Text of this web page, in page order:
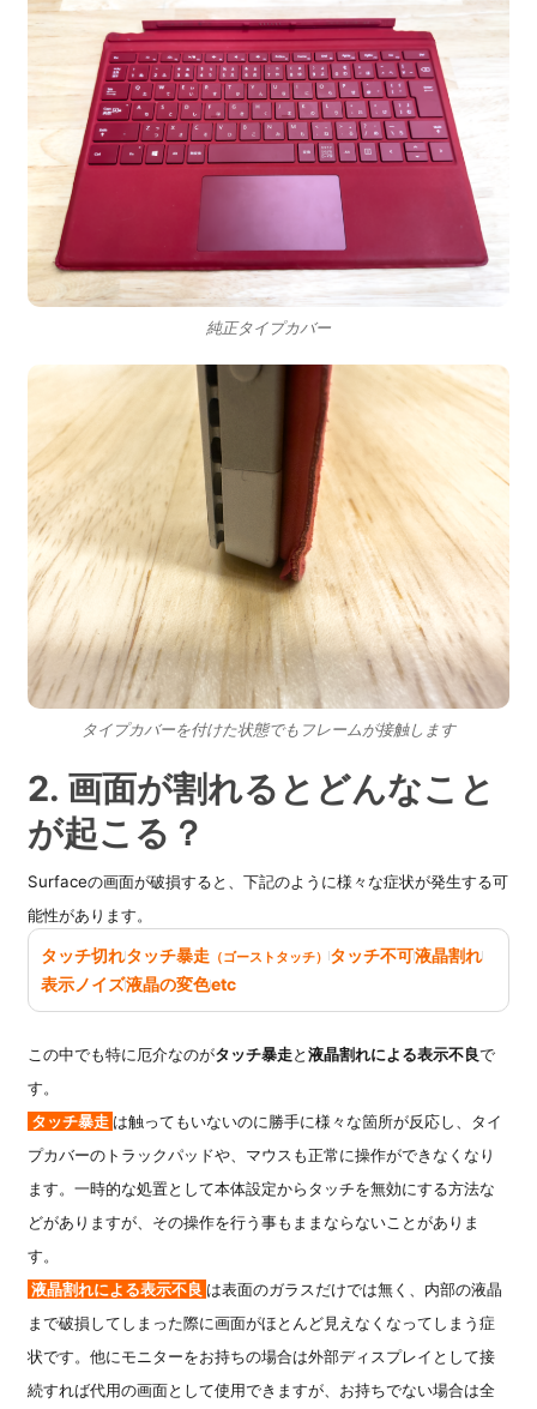
純正タイプカバー
タイプカバーを付けた状態でもフレームが接触します
2. 画面が割れるとどんなこと
が起こる？
Surfaceの画面が破損すると、下記のように様々な症状が発生する可
能性があります。
タッチ切れタッチ暴走 （ゴーストタッチ）タッチ不可液晶割れ
表示ノイズ液晶の変色etc
この中でも特に厄介なのがタッチ暴走と液晶割れによる表示不良で
す。
タッチ暴走 は触ってもいないのに勝手に様々な箇所が反応し、タイ
プカバーのトラックパッドや、マウスも正常に操作ができなくなり
ます。一時的な処置として本体設定からタッチを無効にする方法な
どがありますが、その操作を行う事もままならないことがありま
す。
液晶割れによる表示不良 は表面のガラスだけでは無く、内部の液晶
まで破損してしまった際に画面がほとんど見えなくなってしまう症
状です。他にモニターをお持ちの場合は外部ディスプレイとして接
続すれば代用の画面として使用できますが、お持ちでない場合は全